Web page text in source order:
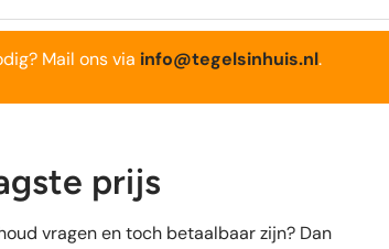
zoek naar een laatste restant partij
een abnormaal lage prijs?
zoek naar een laatste restant partij
een abnormaal lage prijs?
Mail ons via info@tegelsinhuis.nl.
prijs
vragen en toch betaalbaar zijn? Dan